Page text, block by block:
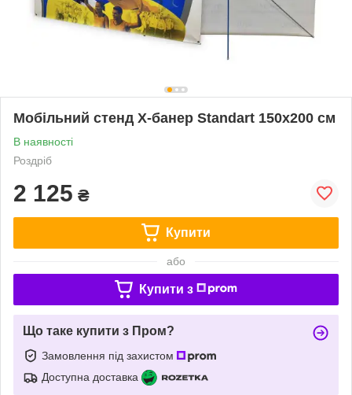
Мобільний стенд X-банер Standart 150х200 см
В наявності
Роздріб
2 125 ₴
Купити
або
Купити з
Що таке купити з Пром?
Замовлення під захистом
Доступна доставка